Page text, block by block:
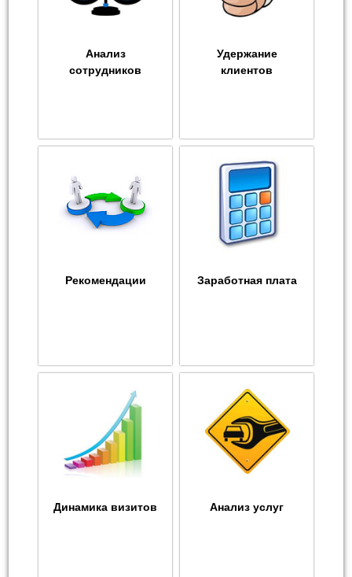
Анализ
сотрудников
Удержание
клиентов
Рекомендации Заработная плата
Динамика визитов Анализ услуг